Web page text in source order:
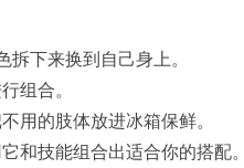
下来换到自己身上。
组合。
用的肢体放进冰箱保鲜。
和技能组合出适合你的搭配。